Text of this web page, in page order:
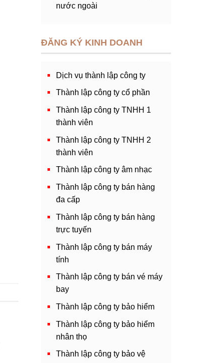
nước ngoài
ĐĂNG KÝ KINH DOANH
Dịch vụ thành lập công ty
Thành lập công ty cổ phần
Thành lập công ty TNHH 1
thành viên
Thành lập công ty TNHH 2
thành viên
Thành lập công ty âm nhạc
Thành lập công ty bán hàng
đa cấp
Thành lập công ty bán hàng
trực tuyến
Thành lập công ty bán máy
tính
Thành lập công ty bán vé máy
bay
Thành lập công ty bảo hiểm
Thành lập công ty bảo hiểm
nhân thọ
Thành lập công ty bảo vệ